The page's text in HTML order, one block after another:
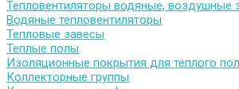
Тепловентиляторы водяные, воздушные
Водяные тепловентиляторы
Тепловые завесы
Теплые полы
Изоляционные покрытия для теплого
Коллекторные группы